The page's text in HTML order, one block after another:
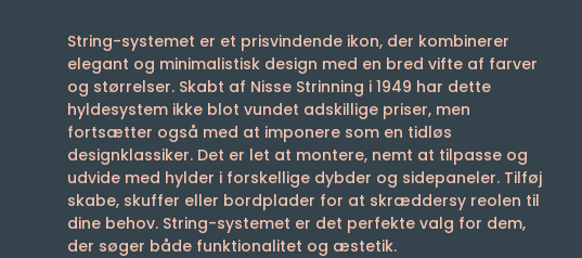
String-systemet er et prisvindende ikon, der kombinerer
elegant og minimalistisk design med en bred vifte af farver
og størrelser. Skabt af Nisse Strinning i 1949 har dette
hyldesystem ikke blot vundet adskillige priser, men
fortsætter også med at imponere som en tidløs
designklassiker. Det er let at montere, nemt at tilpasse og
udvide med hylder i forskellige dybder og sidepaneler. Tilføj
skabe, skuffer eller bordplader for at skræddersy reolen til
dine behov. String-systemet er det perfekte valg for dem,
der søger både funktionalitet og æstetik.